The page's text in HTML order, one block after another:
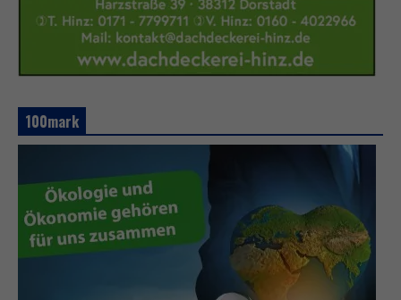
100mark